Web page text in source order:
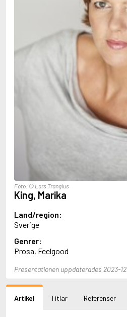
Abrahams, Peter (f. 1919)
Abrahams, Peter (f. 1947)
Abrahamson, Emmy
Abse, Dannie
Abu-Jaber, Diana
Abulhawa, Susan
Adam de la Halle
Adamov, Arthur
Adams, Douglas
Adams, Herbert
Adams, Jane
Adams, Richard
Adbåge, Emma
Adbåge, Lisen
Adelborg, Ottilia
Adiga, Aravind
Adnan, Etel
Foto: © Lars Trangius
King, Marika
Land/region:
Sverige
Genrer:
Prosa, Feelgood
Presentationen uppdaterades 2023-
Artikel Titlar Referenser